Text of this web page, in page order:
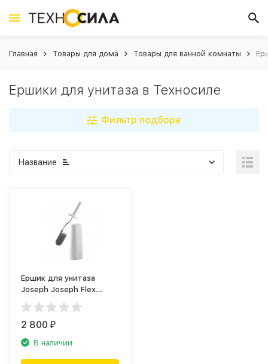
Главная Товары для дома Товары для ванной комнаты
Ершики для унитаза в Техносиле
Фильтр подбора
Название
Ершик для унитаза
Joseph Joseph Flex
70538
2 800₽
В наличии